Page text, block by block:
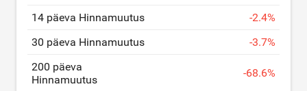
14 päeva Hinnamuutus
-2.4%
30 päeva Hinnamuutus
-3.7%
200 päeva
Hinnamuutus
-68.6%